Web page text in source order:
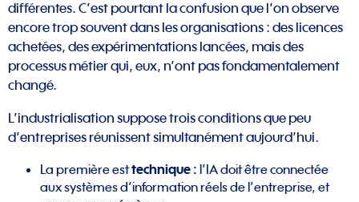
différentes. C’est pourtant la confusion que l’on observe
encore trop souvent dans les organisations : des licences
achetées, des expérimentations lancées, mais des
processus métier qui, eux, n’ont pas fondamentalement
changé.
L’industrialisation suppose trois conditions que peu
d’entreprises réunissent simultanément aujourd’hui.
La première esttechnique : l’IA doit être connectée
aux systèmes d’information réels de l’entreprise, et